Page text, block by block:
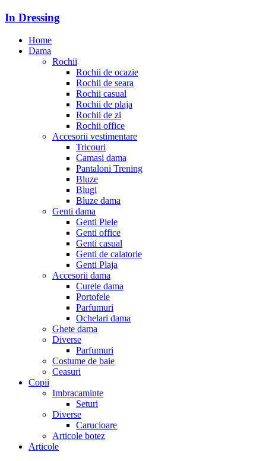
In Dressing
Home
Dama
Rochii
Rochii de ocazie
Rochii de seara
Rochii casual
Rochii de plaja
Rochii de zi
Rochii office
Accesorii vestimentare
Tricouri
Camasi dama
Pantaloni Trening
Bluze
Blugi
Bluze dama
Genti dama
Genti Piele
Genti office
Genti casual
Genti de calatorie
Genti Plaja
Accesorii dama
Curele dama
Portofele
Parfumuri
Ochelari dama
Ghete dama
Diverse
Parfumuri
Costume de baie
Ceasuri
Copii
Imbracaminte
Seturi
Diverse
Carucioare
Articole botez
Articole